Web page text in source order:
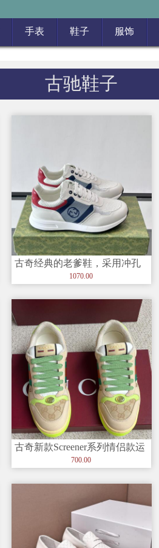
手表 鞋子 服饰
古驰鞋子
古奇经典的老爹鞋，采用冲孔
与皮革拼接设计，鞋身侧面有
1070.00
古奇新款Screener系列情侣款运
动鞋 款号SFR Sc
700.00